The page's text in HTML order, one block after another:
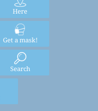
Here
Get a mask!
Search